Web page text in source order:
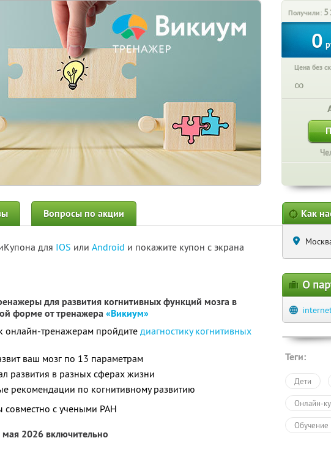
Получили:
0
Цена без
∞
Вопросы по акции
для IOS или Android и покажите купон с экрана
для развития когнитивных функций мозга в
форме от тренажера«Викиум»
онлайн-тренажерам пройдите диагностику когнитивных
ваш мозг по 13 параметрам
развития в разных сферах жизни
рекомендации по когнитивному развитию
с учеными РАН
2026 включительно
Как
О
Теги:
Дети
Онлайн-
Обучение